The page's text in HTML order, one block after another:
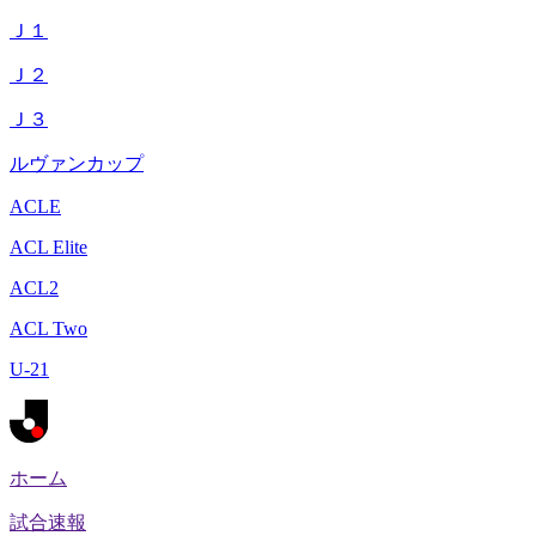
Ｊ１
Ｊ２
Ｊ３
ルヴァンカップ
ACLE
ACL Elite
ACL2
ACL Two
U-21
ホーム
試合速報